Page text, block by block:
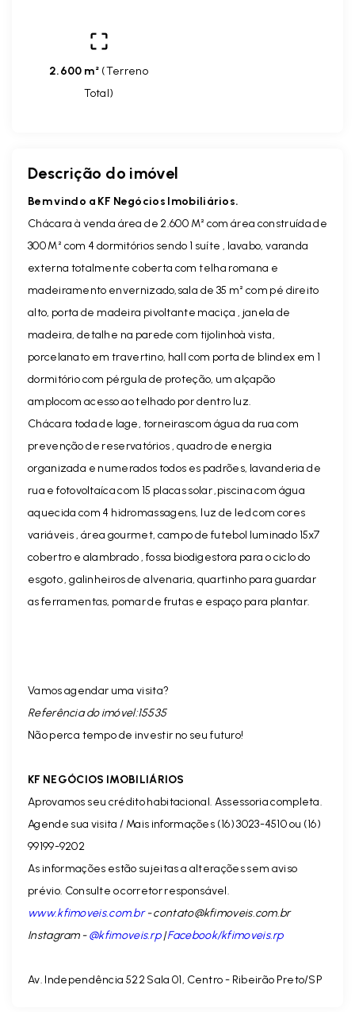
2.600 m² (Terreno
Total)
Descrição do imóvel
Bem vindo a KF Negócios Imobiliários.
Chácara à venda área de 2.600 M² com área construída de
300 M² com 4 dormitórios sendo 1 suíte , lavabo, varanda
externa totalmente coberta com telha romana e
madeiramento envernizado,sala de 35 m² com pé direito
alto, porta de madeira pivoltante maciça , janela de
madeira, detalhe na parede com tijolinhoà vista,
porcelanato em travertino, hall com porta de blindex em 1
dormitório com pérgula de proteção, um alçapão
amplocom acesso ao telhado por dentro luz.
Chácara toda de lage, torneirascom água da rua com
prevenção de reservatórios , quadro de energia
organizada e numerados todos es padrões, lavanderia de
rua e fotovoltaíca com 15 placas solar ,piscina com água
aquecida com 4 hidromassagens, luz de led com cores
variáveis , área gourmet, campo de futebol luminado 15x7
cobertro e alambrado , fossa biodigestora para o ciclo do
esgoto , galinheiros de alvenaria, quartinho para guardar
as ferramentas, pomar de frutas e espaço para plantar.
Vamos agendar uma visita?
Referência do imóvel:15535
Não perca tempo de investir no seu futuro!
KF NEGÓCIOS IMOBILIÁRIOS
Aprovamos seu crédito habitacional. Assessoria completa.
Agende sua visita / Mais informações (16) 3023-4510 ou (16)
99199-9202
As informações estão sujeitas a alterações sem aviso
prévio. Consulte o corretor responsável.
www.kfimoveis.com.br-contato@kfimoveis.com.br
Instagram -@kfimoveis.rp|Facebook/kfimoveis.rp
Av. Independência 522 Sala 01, Centro - Ribeirão Preto/SP